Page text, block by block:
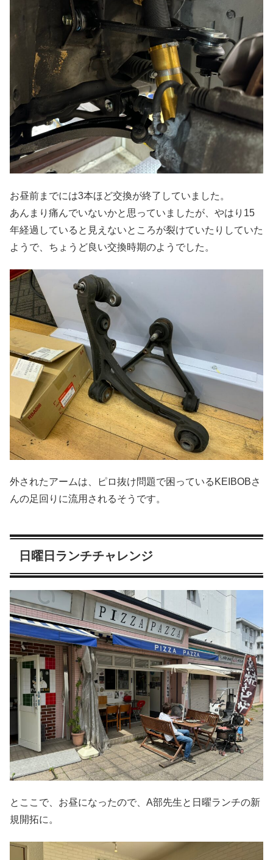
お昼前までには3本ほど交換が終了していました。
あんまり痛んでいないかと思っていましたが、やはり15
年経過していると見えないところが裂けていたりしていた
ようで、ちょうど良い交換時期のようでした。
外されたアームは、ピロ抜け問題で困っているKEIBOBさ
んの足回りに流用されるそうです。
日曜日ランチチャレンジ
とここで、お昼になったので、A部先生と日曜ランチの新
規開拓に。